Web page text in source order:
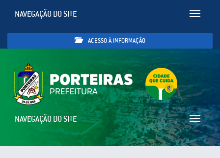
Toggle
NAVEGAÇÃO DO SITE
ACESSO À INFORMAÇÃO
Toggle
NAVEGAÇÃO DO SITE